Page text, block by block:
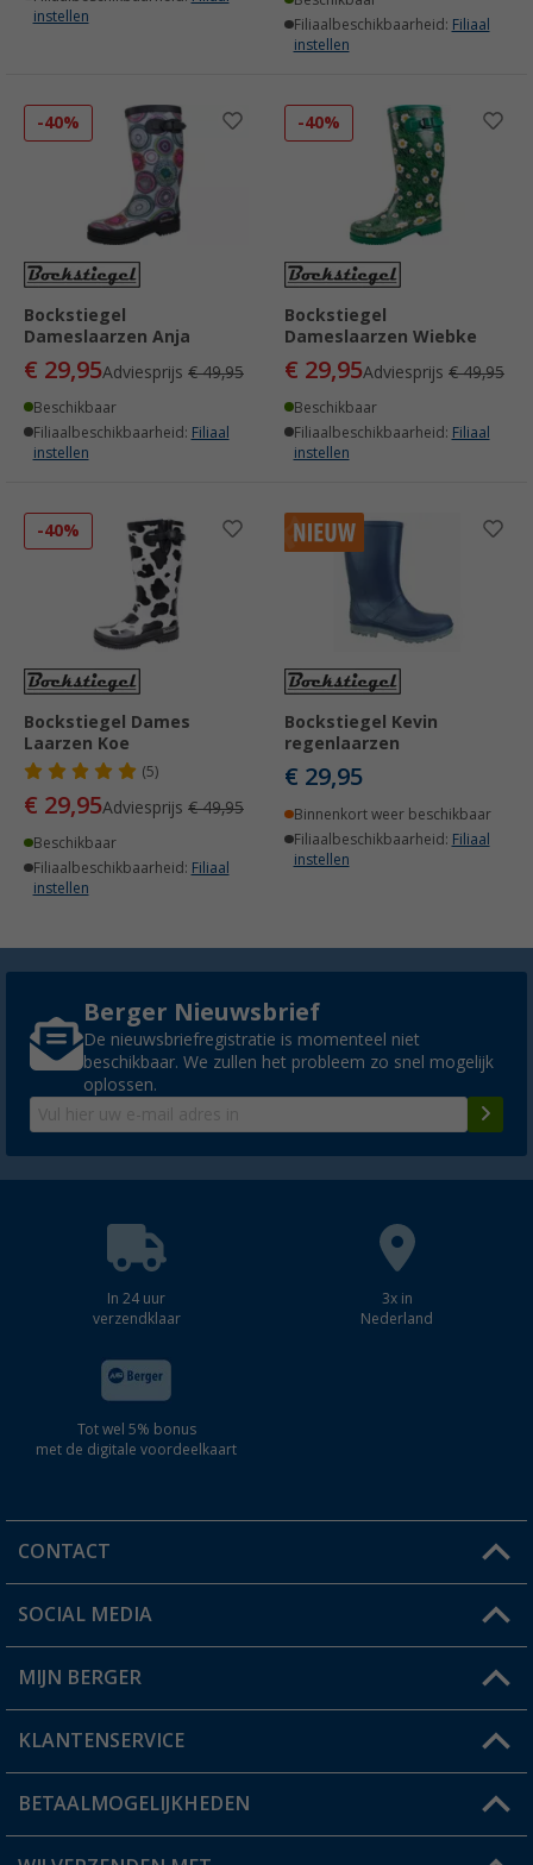
instellen
Filiaalbeschikbaarheid: Filiaal
instellen
-40%
Bockstiegel
Dameslaarzen Anja
€ 29,95Adviesprijs € 49,95
Beschikbaar
Filiaalbeschikbaarheid: Filiaal
instellen
-40%
Bockstiegel
Dameslaarzen Wiebke
€ 29,95Adviesprijs € 49,95
Beschikbaar
Filiaalbeschikbaarheid: Filiaal
instellen
-40%
Bockstiegel Dames
Laarzen Koe
(5)
€ 29,95Adviesprijs € 49,95
Beschikbaar
Filiaalbeschikbaarheid: Filiaal
instellen
Bockstiegel Kevin
regenlaarzen
€ 29,95
Binnenkort weer beschikbaar
Filiaalbeschikbaarheid: Filiaal
instellen
Berger Nieuwsbrief
De nieuwsbriefregistratie is momenteel niet
beschikbaar. We zullen het probleem zo snel mogelijk
oplossen.
In 24 uur
verzendklaar
3x in
Nederland
Tot wel 5% bonus
met de digitale voordeelkaart
CONTACT
Een vraag?
Winkel vinden
SOCIAL MEDIA
MIJN BERGER
Mijn account
Status bestelling
KLANTENSERVICE
FAQ & Contact
Verzendinformatie
BETAALMOGELIJKHEDEN